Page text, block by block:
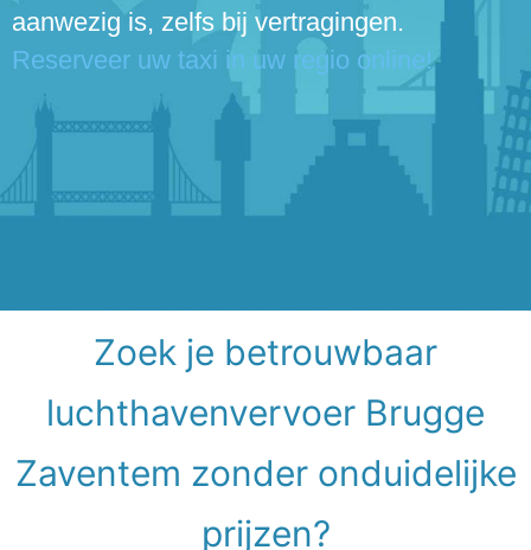
aanwezig is, zelfs bij vertragingen.
Reserveer uw taxi in uw regio online!
Zoek je betrouwbaar
luchthavenvervoer Brugge
Zaventem zonder onduidelijke
prijzen?